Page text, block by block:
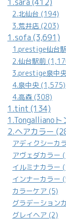
2.北仙台 (194)
3.荒井店 (203)
1.sofa (3,691)
1.prestige仙台
2.仙台駅前
3.prestige泉中
4.泉中央 (1,575)
4.高森 (308)
1.tint (134)
1.Tongallianoト
2.ヘアカラー
アディクシーカ
アヴェダカラー
イルミナカラー
インナーカラー
カラーケア (5)
グラデーション
グレイヘア (2)